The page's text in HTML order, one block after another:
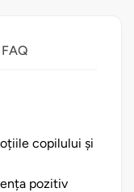
FAQ
copilului și
pozitiv